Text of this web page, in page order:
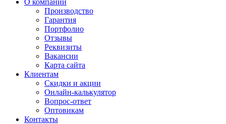
О компании
Производство
Гарантия
Портфолио
Отзывы
Реквизиты
Вакансии
Карта сайта
Клиентам
Скидки и акции
Онлайн-калькулятор
Вопрос-ответ
Оптовикам
Контакты